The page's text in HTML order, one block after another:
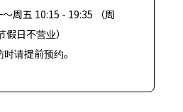
周五 10:15 - 19:35 （周
假日不营业）
请提前预约。